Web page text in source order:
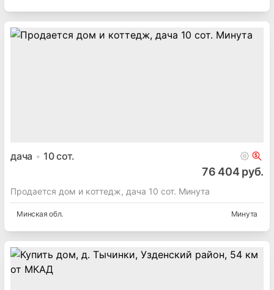
дача 10сот.
76 404 руб.
Продается дом и коттедж, дача 10 сот. Минута
Минская обл. Минута